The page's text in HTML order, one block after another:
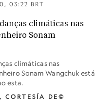
03:22 BRT
climáticas nas
Sonam Wangchuk está
esta.
CORTESÍA DE©